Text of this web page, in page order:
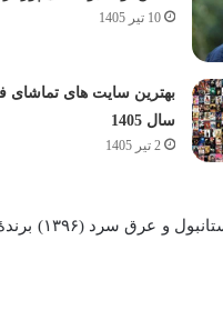
10 تیر 1405
بهترین سایت های تماشای
سال 1405
2 تیر 1405
دولتشاهی دوبار برای نقش‌آفرینی